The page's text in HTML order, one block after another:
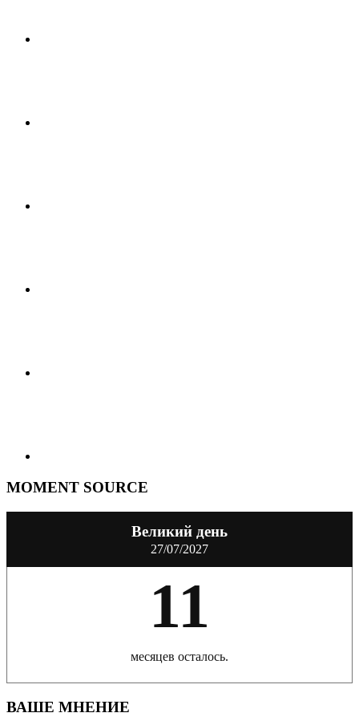
MOMENT SOURCE
Великий день
27/07/2027
11
месяцев осталось.
ВАШЕ МНЕНИЕ